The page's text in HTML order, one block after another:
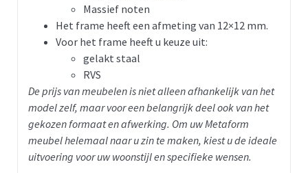
Massief noten
Het frame heeft een afmeting van 12×12 mm.
Voor het frame heeft u keuze uit:
gelakt staal
RVS
De prijs van meubelen is niet alleen afhankelijk van het
model zelf, maar voor een belangrijk deel ook van het
gekozen formaat en afwerking. Om uw Metaform
meubel helemaal naar u zin te maken, kiest u de ideale
uitvoering voor uw woonstijl en specifieke wensen.